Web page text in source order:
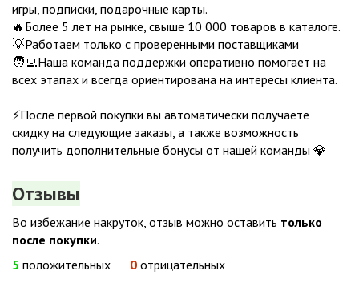
игры, подписки, подарочные карты.
🔥Более 5 лет на рынке, свыше 10 000 товаров в каталоге.
💡Работаем только с проверенными поставщиками
🧑‍💻Наша команда поддержки оперативно помогает на
всех этапах и всегда ориентирована на интересы клиента.
⚡После первой покупки вы автоматически получаете
скидку на следующие заказы, а также возможность
получить дополнительные бонусы от нашей команды 💎
Отзывы
Во избежание накруток, отзыв можно оставить только
после покупки.
5 положительных 0 отрицательных